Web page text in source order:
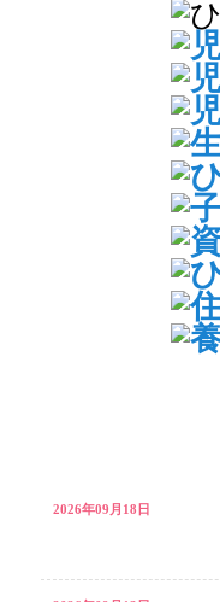
2026年09月18日